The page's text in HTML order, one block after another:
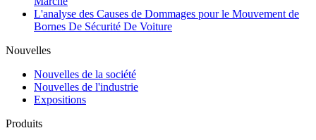
L'analyse des Causes de Dommages pour le Mouvement de
Bornes De Sécurité De Voiture
Nouvelles
Nouvelles de la société
Nouvelles de l'industrie
Expositions
Produits